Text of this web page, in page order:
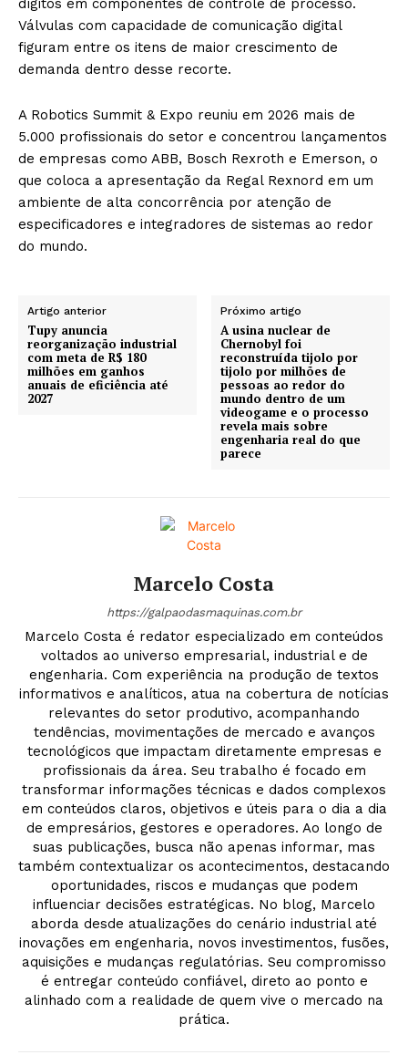
dígitos em componentes de controle de processo.
Válvulas com capacidade de comunicação digital
figuram entre os itens de maior crescimento de
demanda dentro desse recorte.
A Robotics Summit & Expo reuniu em 2026 mais de
5.000 profissionais do setor e concentrou lançamentos
de empresas como ABB, Bosch Rexroth e Emerson, o
que coloca a apresentação da Regal Rexnord em um
ambiente de alta concorrência por atenção de
especificadores e integradores de sistemas ao redor
do mundo.
Artigo anterior
Tupy anuncia
reorganização industrial
com meta de R$ 180
milhões em ganhos
anuais de eficiência até
2027
Próximo artigo
A usina nuclear de
Chernobyl foi
reconstruída tijolo por
tijolo por milhões de
pessoas ao redor do
mundo dentro de um
videogame e o processo
revela mais sobre
engenharia real do que
parece
Marcelo Costa
https://galpaodasmaquinas.com.br
Marcelo Costa é redator especializado em conteúdos
voltados ao universo empresarial, industrial e de
engenharia. Com experiência na produção de textos
informativos e analíticos, atua na cobertura de notícias
relevantes do setor produtivo, acompanhando
tendências, movimentações de mercado e avanços
tecnológicos que impactam diretamente empresas e
profissionais da área. Seu trabalho é focado em
transformar informações técnicas e dados complexos
em conteúdos claros, objetivos e úteis para o dia a dia
de empresários, gestores e operadores. Ao longo de
suas publicações, busca não apenas informar, mas
também contextualizar os acontecimentos, destacando
oportunidades, riscos e mudanças que podem
influenciar decisões estratégicas. No blog, Marcelo
aborda desde atualizações do cenário industrial até
inovações em engenharia, novos investimentos, fusões,
aquisições e mudanças regulatórias. Seu compromisso
é entregar conteúdo confiável, direto ao ponto e
alinhado com a realidade de quem vive o mercado na
prática.